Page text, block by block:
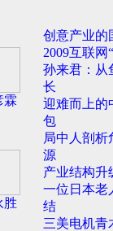
霖
创意产业的
2009互联网
孙来君：从
长
迎难而上的
包
胜
局中人剖析
源
产业结构升
一位日本老
结
三美电机青